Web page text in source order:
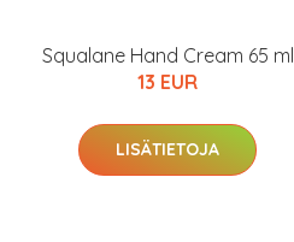
Squalane Hand Cream 65 ml
13 EUR
LISÄTIETOJA